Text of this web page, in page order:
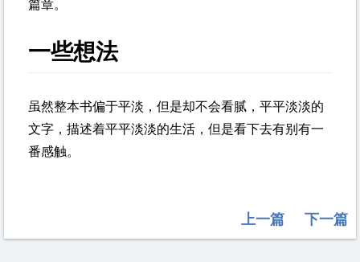
篇章。
一些想法
虽然整本书偏于平淡，但是却不会看腻，平平淡淡的
文字，描述着平平淡淡的生活，但是看下去有别有一
番感触。
上一篇 下一篇